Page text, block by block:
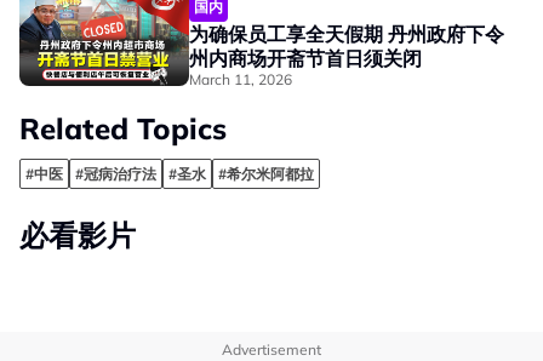
国内
为确保员工享全天假期 丹州政府下令
州内商场开斋节首日须关闭
March 11, 2026
Related Topics
#中医 #冠病治疗法 #圣水 #希尔米阿都拉
必看影片
Advertisement